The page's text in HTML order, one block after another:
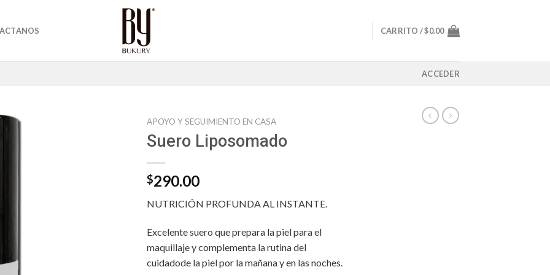
CARRITO /$0.00
ACCEDER
APOYO Y SEGUIMIENTO EN CASA
Suero Liposomado
$290.00
NUTRICIÓN PROFUNDA AL INSTANTE.
Excelente suero que prepara la piel para el
maquillaje y complementa la rutina del
cuidadode la piel por la mañana y en las noches.